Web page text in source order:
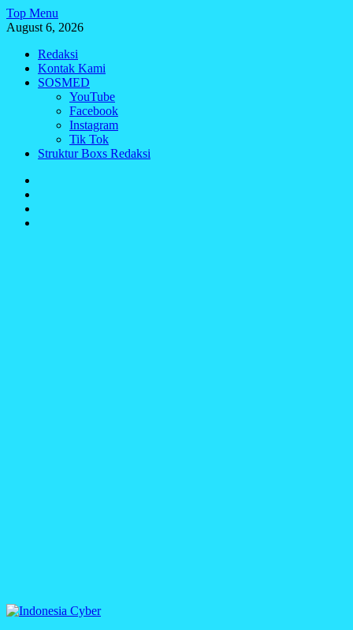
Skip
to
Top Menu
August 6, 2026
Redaksi
Kontak Kami
SOSMED
YouTube
Facebook
Instagram
Tik Tok
Struktur Boxs Redaksi